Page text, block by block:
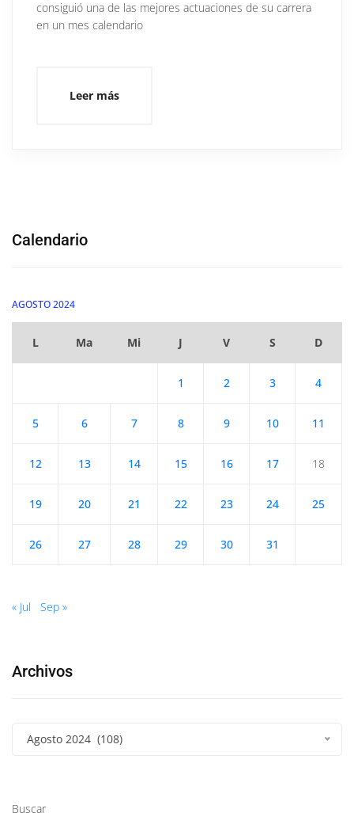
consiguió una de las mejores actuaciones de su carrera
en un mes calendario
Leer más
Calendario
AGOSTO 2024
L Ma Mi J V S D
1 2 3 4
5 6 7 8 9 10 11
12 13 14 15 16 17 18
19 20 21 22 23 24 25
26 27 28 29 30 31
« Jul Sep »
Archivos
Agosto 2024 (108)
Buscar